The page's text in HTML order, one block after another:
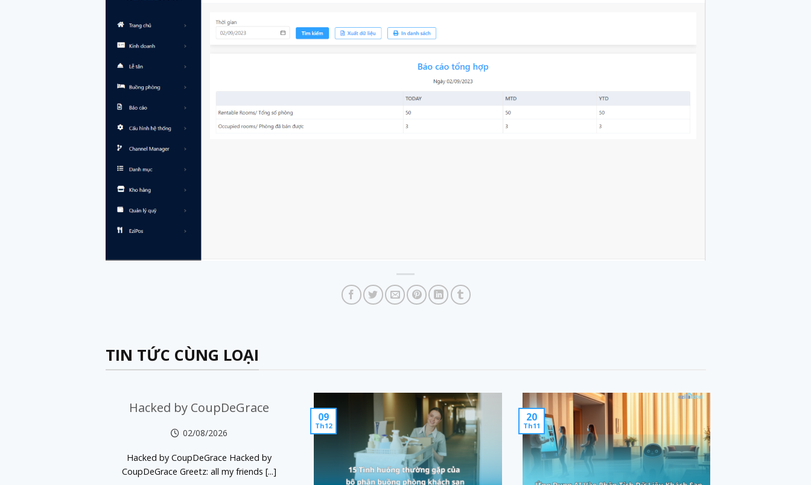
TIN TỨC CÙNG LOẠI
Hacked by CoupDeGrace
02/08/2026
Hacked by CoupDeGrace Hacked by
CoupDeGrace Greetz: all my friends [...]
09
Th12
20
Th11